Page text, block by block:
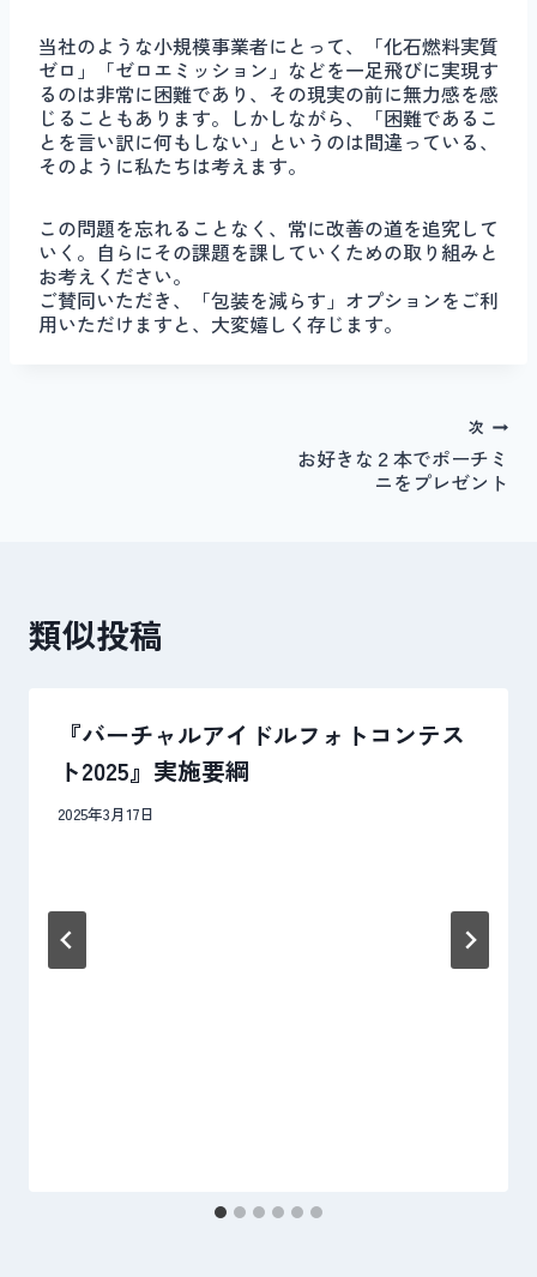
当社のような小規模事業者にとって、「化石燃料実質
ゼロ」「ゼロエミッション」などを一足飛びに実現す
るのは非常に困難であり、その現実の前に無力感を感
じることもあります。しかしながら、「困難であるこ
とを言い訳に何もしない」というのは間違っている、
そのように私たちは考えます。
この問題を忘れることなく、常に改善の道を追究して
いく。自らにその課題を課していくための取り組みと
お考えください。
ご賛同いただき、「包装を減らす」オプションをご利
用いただけますと、大変嬉しく存じます。
ゲ
次
お好きな２本でポーチミ
ニをプレゼント
類似投稿
『バーチャルアイドルフォトコンテス
ト2025』実施要綱
2025年3月17日